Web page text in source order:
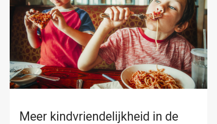
Meer kindvriendelijkheid in de